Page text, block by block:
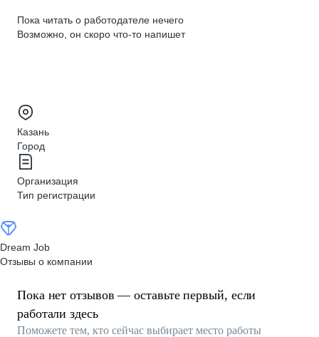
Пока читать о работодателе нечего
Возможно, он скоро что‑то напишет
Казань
Город
Организация
Тип регистрации
Dream Job
Отзывы о компании
Пока нет отзывов — оставьте первый, если
работали здесь
Поможете тем, кто сейчас выбирает место работы